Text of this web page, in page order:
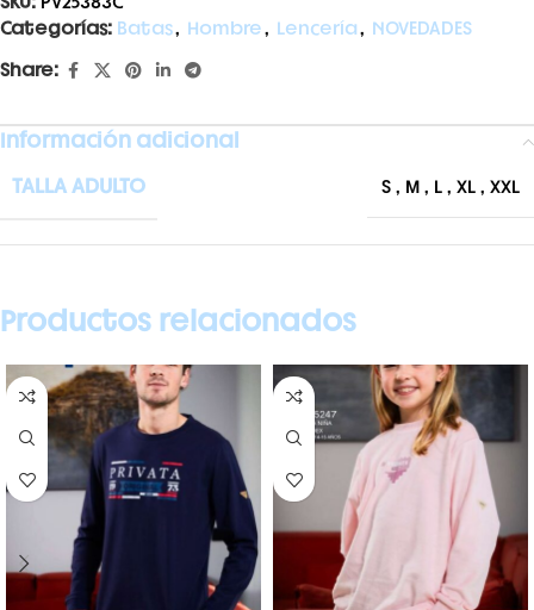
Categorías: Batas, Hombre, Lencería, NOVEDADES
Share:
Información adicional
TALLA ADULTO
S , M , L , XL , XXL
Productos relacionados